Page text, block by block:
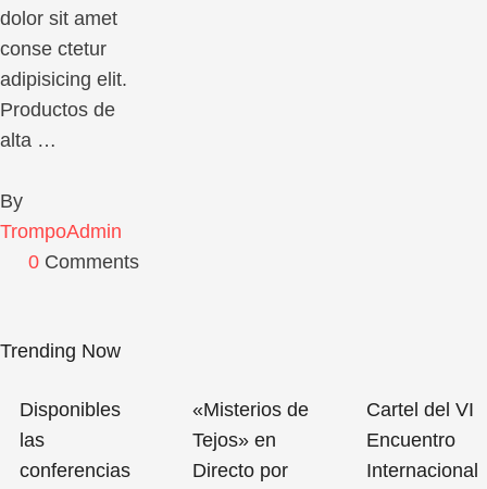
dolor sit amet
conse ctetur
adipisicing elit.
Productos de
alta …
By
TrompoAdmin
0 Comments
Trending Now
Disponibles
las
conferencias
«Misterios de
Tejos» en
Directo por
Cartel del VI
Encuentro
Internacional